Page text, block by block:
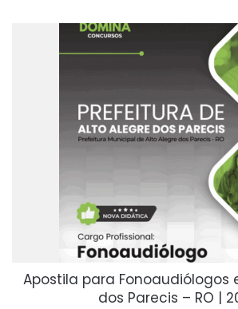
Apostila para Fonoaudiólogos
dos Parecis – RO |